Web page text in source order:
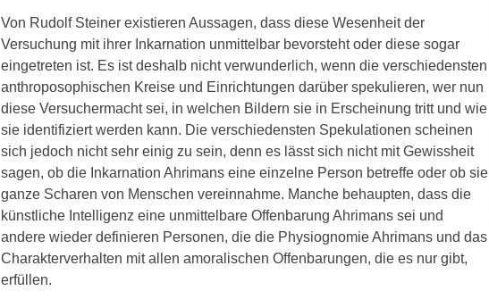
Von Rudolf Steiner existieren Aussagen, dass diese Wesenheit der
Versuchung mit ihrer Inkarnation unmittelbar bevorsteht oder diese sogar
eingetreten ist. Es ist deshalb nicht verwunderlich, wenn die verschiedensten
anthroposophischen Kreise und Einrichtungen darüber spekulieren, wer nun
diese Versuchermacht sei, in welchen Bildern sie in Erscheinung tritt und wie
sie identifiziert werden kann. Die verschiedensten Spekulationen scheinen
sich jedoch nicht sehr einig zu sein, denn es lässt sich nicht mit Gewissheit
sagen, ob die Inkarnation Ahrimans eine einzelne Person betreffe oder ob sie
ganze Scharen von Menschen vereinnahme. Manche behaupten, dass die
künstliche Intelligenz eine unmittelbare Offenbarung Ahrimans sei und
andere wieder definieren Personen, die die Physiognomie Ahrimans und das
Charakterverhalten mit allen amoralischen Offenbarungen, die es nur gibt,
erfüllen.